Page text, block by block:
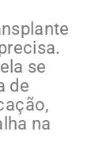
se
de
na